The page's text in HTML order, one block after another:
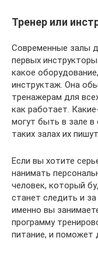
Тренер или
Современные залы
первых
какое
инструктаж. Она
тренажерам для
как работает.
могут быть в зале
таких залах их
Если вы хотите
нанимать
человек, который
станет следить и
именно вы
программу
питание, и поможет